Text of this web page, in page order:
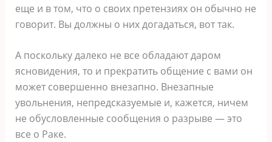
еще и в том, что о своих претензиях он обычно не
говорит. Вы должны о них догадаться, вот так.
А поскольку далеко не все обладают даром
ясновидения, то и прекратить общение с вами он
может совершенно внезапно. Внезапные
увольнения, непредсказуемые и, кажется, ничем
не обусловленные сообщения о разрыве ― это
все о Раке.